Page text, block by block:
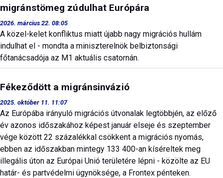
migránstömeg zúdulhat Európára
2026. március 22. 08:05
A közel-kelet konfliktus miatt újabb nagy migrációs hullám
indulhat el - mondta a miniszterelnök belbiztonsági
főtanácsadója az M1 aktuális csatornán.
Fékeződött a migránsinvázió
2025. október 11. 11:07
Az Európába irányuló migrációs útvonalak legtöbbjén, az előző
év azonos időszakához képest január elseje és szeptember
vége között 22 százalékkal csökkent a migrációs nyomás,
ebben az időszakban mintegy 133 400-an kíséreltek meg
illegális úton az Európai Unió területére lépni - közölte az EU
határ- és partvédelmi ügynöksége, a Frontex pénteken.